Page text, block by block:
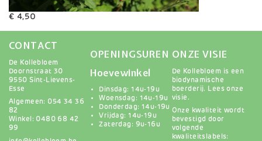
Variaties
€ 4,50
CONTACT
De Kollebloem
Doornstraat 30
9550 Sint-Lievens-
Esse
Algemeen: 054 34 36
82
Winkel: 0480 68 42
99
OPENINGSUREN
Hoevewinkel
Dinsdag: 14u-19u
Woensdag: 14u-19u
Donderdag: 14u-19u
Vrijdag: 14u-19u
Zaterdag: 9u-16u
ONZE VISIE
De Kollebloem is een
biodynamische
boerderij.
Lees onze
visie .
Onze kwaliteit wordt
bevestigd door
volgende
kwaliteitslabels: